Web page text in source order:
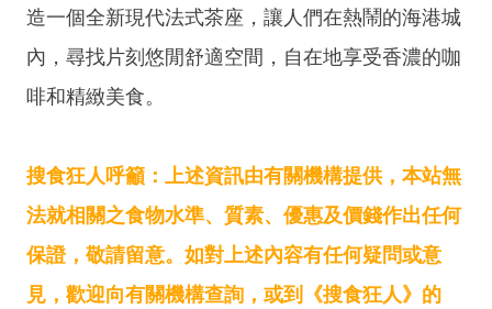
造一個全新現代法式茶座，讓人們在熱鬧的海港城
內，尋找片刻悠閒舒適空間，自在地享受香濃的咖
啡和精緻美食。
搜食狂人呼籲：上述資訊由有關機構提供，本站無
法就相關之食物水準、質素、優惠及價錢作出任何
保證，敬請留意。如對上述內容有任何疑問或意
見，歡迎向有關機構查詢，或到《搜食狂人》的